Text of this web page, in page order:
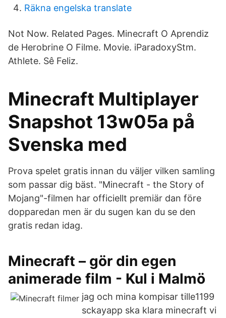
Räkna engelska translate
Not Now. Related Pages. Minecraft O Aprendiz
de Herobrine O Filme. Movie. iParadoxyStm.
Athlete. Sê Feliz.
Minecraft Multiplayer
Snapshot 13w05a på
Svenska med
Prova spelet gratis innan du väljer vilken samling
som passar dig bäst. "Minecraft - the Story of
Mojang"-filmen har officiellt premiär dan före
dopparedan men är du sugen kan du se den
gratis redan idag.
Minecraft – gör din egen
animerade film - Kul i Malmö
jag och mina kompisar tille1199
sckayapp ska klara minecraft vi